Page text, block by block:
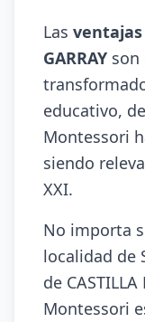
Las
GARRAY son
educativo,
Montessori
siendo
XXI.
No importa
localidad de
de
Montessori